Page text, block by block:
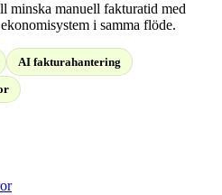
minska manuell fakturatid med
i samma flöde.
AI fakturahantering